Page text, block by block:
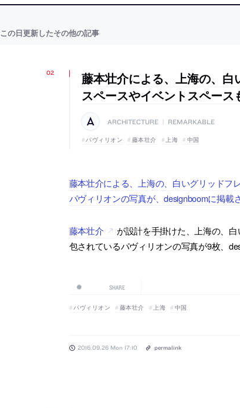
この日更新したその他の記事
藤本壮介による、上海の、
スペースやイベントスペー
ARCHITECTURE | REMARKABLE
パヴィリオン 藤本壮介 上海 中国
藤本壮介による、上海の、白いグリッドフ
パヴィリオンの写真が、designboomに掲載
藤本壮介
が設計を手掛けた、上海の、
包されているパヴィリオンの写真が9枚、
SHARE
パヴィリオン 藤本壮介 上海 中国
2016.09.26 Mon 17:10 permalink